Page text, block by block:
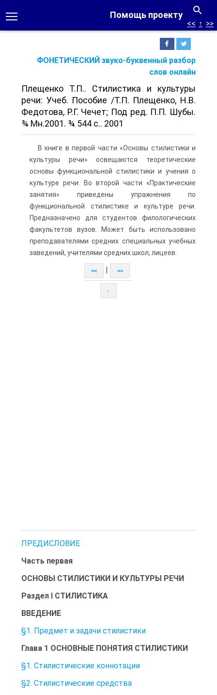
Помощь проекту
ФОНЕТИЧЕСКИЙ звуко-буквенный разбор
слов онлайн
<< ↑ >>
Плещенко Т.П.. Стилистика и культуры
речи: Учеб. Пособие /Т.П. Плещенко, Н.В.
Федотова, Р.Г. Чечет; Под ред. П.П. Шубы.
¾ Мн.2001. ¾ 544 с.. 2001
В книге в первой части «Основы стилистики и
культуры речи» освещаются теоретические
основы функциональной стилистики и учения о
культуре речи. Во второй части «Практические
занятия» приведены упражнения по
функциональной стилистике и культуре речи.
Предназначено для студентов филологических
факультетов вузов. Может быть использовано
преподавателями средних специ­альных учебных
заведений, учителями средних школ, лицеев.
<< >>
↑
ПРЕДИСЛОВИЕ
Часть первая
ОСНОВЫ СТИЛИСТИКИ И КУЛЬТУРЫ РЕЧИ
Раздел I СТИЛИСТИКА
ВВЕДЕНИЕ
§1. Предмет и задачи стилистики
Глава 1 ОСНОВНЫЕ ПОНЯТИЯ СТИЛИСТИКИ
§1. Стилистические коннотации
§2. Стилистические средства